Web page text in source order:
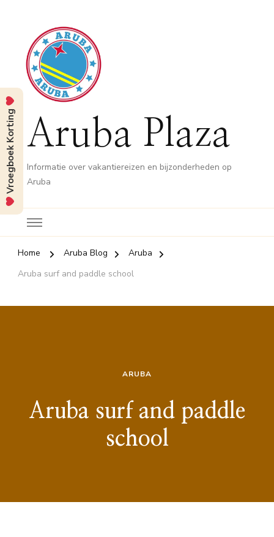
Aruba Plaza
Informatie over vakantiereizen en bijzonderheden op
Aruba
Home Aruba Blog
Aruba
Aruba surf and paddle school
ARUBA
Aruba surf and paddle
school
Vroegboek Korting